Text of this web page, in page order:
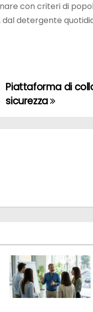
con criteri di
detergente
Piattaforma di
sicurezza